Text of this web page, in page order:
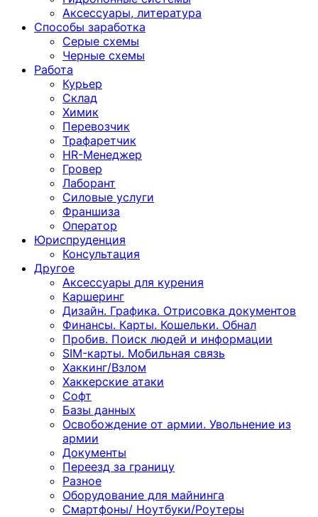
Аксессуары, литература
Способы заработка
Серые схемы
Черные схемы
Работа
Курьер
Склад
Химик
Перевозчик
Трафаретчик
HR-Менеджер
Гровер
Лаборант
Силовые услуги
Франшиза
Оператор
Юриспруденция
Консультация
Другoе
Аксессуары для курения
Каршеринг
Дизайн. Графика. Отрисовка документов
Финансы. Карты. Кошельки. Обнал
Пробив. Поиск людей и информации
SIM-карты. Мобильная связь
Хаккинг/Взлом
Хаккерские атаки
Софт
Базы данных
Освобождение от армии. Увольнение из
армии
Документы
Переезд за границу
Разное
Оборудование для майнинга
Смартфоны/ Ноутбуки/Роутеры